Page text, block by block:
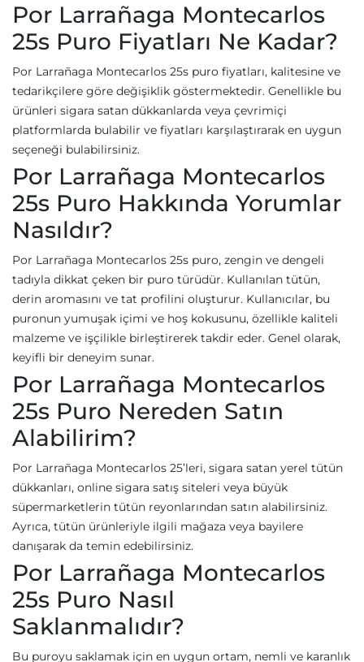
Por Larrañaga Montecarlos
25s Puro Fiyatları Ne Kadar?
Por Larrañaga Montecarlos 25s puro fiyatları, kalitesine ve
tedarikçilere göre değişiklik göstermektedir. Genellikle bu
ürünleri sigara satan dükkanlarda veya çevrimiçi
platformlarda bulabilir ve fiyatları karşılaştırarak en uygun
seçeneği bulabilirsiniz.
Por Larrañaga Montecarlos
25s Puro Hakkında Yorumlar
Nasıldır?
Por Larrañaga Montecarlos 25s puro, zengin ve dengeli
tadıyla dikkat çeken bir puro türüdür. Kullanılan tütün,
derin aromasını ve tat profilini oluşturur. Kullanıcılar, bu
puronun yumuşak içimi ve hoş kokusunu, özellikle kaliteli
malzeme ve işçilikle birleştirerek takdir eder. Genel olarak,
keyifli bir deneyim sunar.
Por Larrañaga Montecarlos
25s Puro Nereden Satın
Alabilirim?
Por Larrañaga Montecarlos 25’leri, sigara satan yerel tütün
dükkanları, online sigara satış siteleri veya büyük
süpermarketlerin tütün reyonlarından satın alabilirsiniz.
Ayrıca, tütün ürünleriyle ilgili mağaza veya bayilere
danışarak da temin edebilirsiniz.
Por Larrañaga Montecarlos
25s Puro Nasıl
Saklanmalıdır?
Bu puroyu saklamak için en uygun ortam, nemli ve karanlık